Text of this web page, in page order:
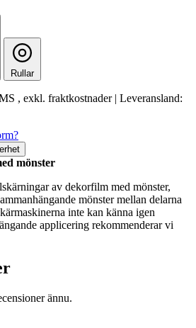
Rullar
, exkl. fraktkostnader | Leveransland:
mönster
av dekorfilm med mönster,
mönster mellan delarna
inte kan känna igen
applicering rekommenderar vi
ännu.